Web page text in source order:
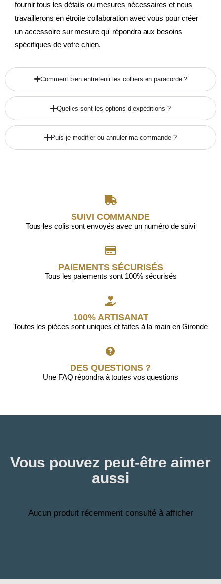
fournir tous les détails ou mesures nécessaires et nous
travaillerons en étroite collaboration avec vous pour créer
un accessoire sur mesure qui répondra aux besoins
spécifiques de votre chien.
Comment bien entretenir les colliers en paracorde ?
Quelles sont les options d’expéditions ?
Puis-je modifier ou annuler ma commande ?
SUIVI COMMANDE
Tous les colis sont envoyés avec un numéro de suivi
PAIEMENTS SÉCURISÉS
Tous les paiements sont 100% sécurisés
100% ARTISANAT
Toutes les pièces sont uniques et faites à la main en Gironde
DES QUESTIONS ?
Une FAQ répondra à toutes vos questions
Vous pouvez peut-être aimer
aussi
Aucun produit récemment consulté à afficher